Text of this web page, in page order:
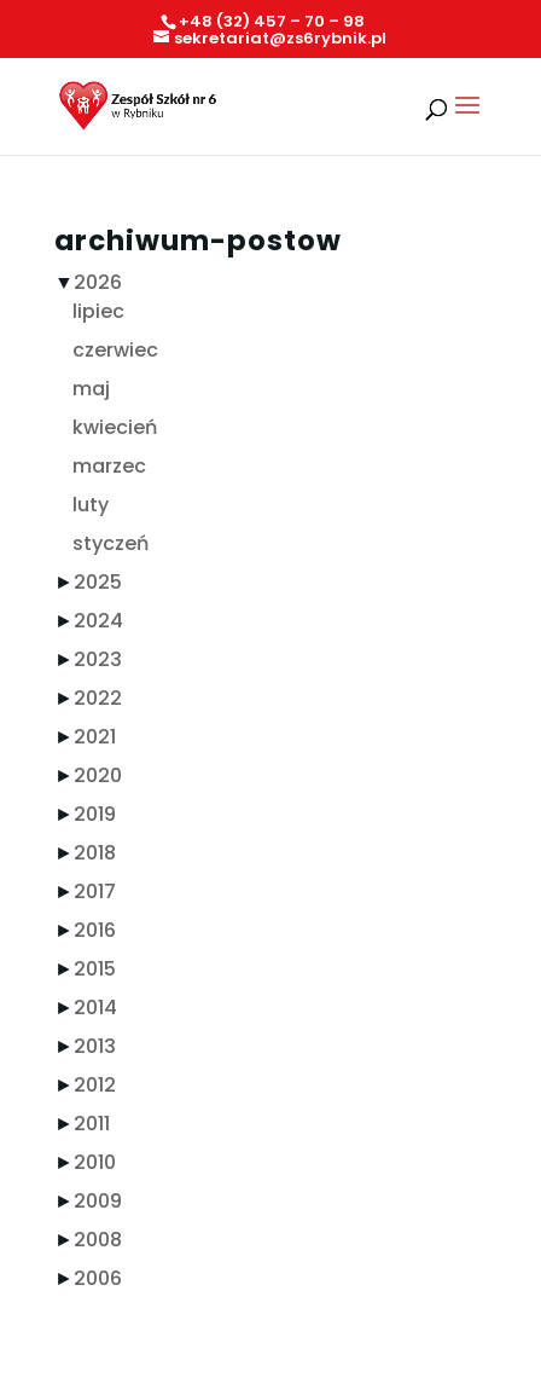
+48 (32) 457 – 70 – 98
sekretariat@zs6rybnik.pl
archiwum-postow
▼2026
lipiec
czerwiec
maj
kwiecień
marzec
luty
styczeń
►2025
►2024
►2023
►2022
►2021
►2020
►2019
►2018
►2017
►2016
►2015
►2014
►2013
►2012
►2011
►2010
►2009
►2008
►2006